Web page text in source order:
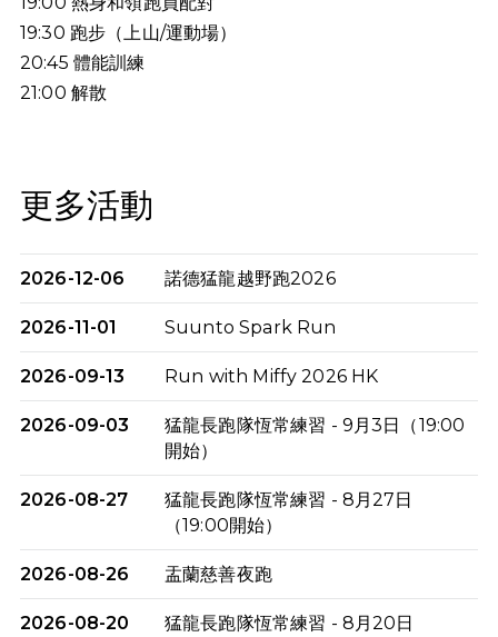
19:30 跑步（上山/運動場）
20:45 體能訓練
21:00 解散
更多活動
2026-12-06 諾德猛龍越野跑2026
2026-11-01 Suunto Spark Run
2026-09-13 Run with Miffy 2026 HK
2026-09-03
猛龍長跑隊恆常練習 - 9月3日（19:00
開始）
2026-08-27
猛龍長跑隊恆常練習 - 8月27日
（19:00開始）
2026-08-26 盂蘭慈善夜跑
2026-08-20
猛龍長跑隊恆常練習 - 8月20日